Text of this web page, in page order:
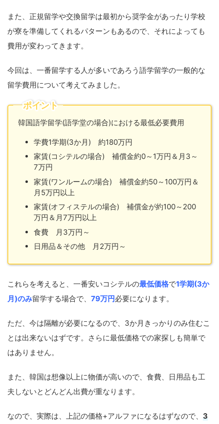
また、正規留学や交換留学は最初から奨学金があったり学校
が寮を準備してくれるパターンもあるので、それによっても
費用が変わってきます。
今回は、一番留学する人が多いであろう語学留学の一般的な
留学費用について考えてみました。
ポイント
韓国語学留学(語学堂の場合)における最低必要費用
学費1学期(3か月) 約180万円
家賃(コシテルの場合) 補償金約0～1万円＆月3～
7万円
家賃(ワンルームの場合) 補償金約50～100万円＆
月5万円以上
家賃(オフィステルの場合) 補償金が約100～200
万円＆月7万円以上
食費 月3万円～
日用品＆その他 月2万円～
これらを考えると、一番安いコシテルの最低価格で1学期(3か
月)のみ留学する場合で、 79万円必要になります。
ただ、今は隔離が必要になるので、3か月きっかりのみ住むこ
とは出来ないはずです。さらに最低価格での家探しも簡単で
はありません。
また、韓国は想像以上に物価が高いので、食費、日用品も工
夫しないとどんどん出費が重なります。
なので、実際は、上記の価格+アルファになるはずなので、 3